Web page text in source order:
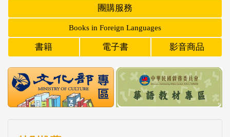
團購服務
Books in Foreign Languages
書籍 電子書 影音商品